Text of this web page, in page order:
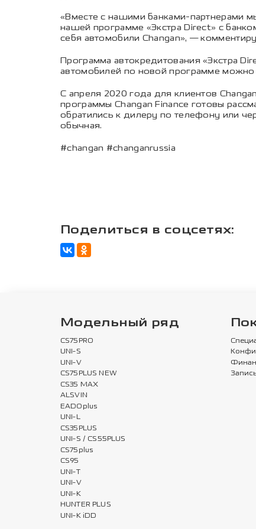
«Вместе с нашими банками-партнерами
нашей программе «Экстра Direct» с
себя автомобили Changan», —
Программа автокредитования «Экстра
автомобилей по новой программе можно
С апреля 2020 года для клиентов
программы Changan Finance готовы
обратились к дилеру по телефону или
обычная.
#changan #changanrussia
Поделиться в соцсетях:
Модельный ряд
CS75PRO
UNI-S
UNI-V
CS75PLUS NEW
CS35 MAX
ALSVIN
EADOplus
UNI-L
CS35PLUS
UNI-S / CS55PLUS
CS75plus
CS95
UNI-T
UNI-V
UNI-K
HUNTER PLUS
UNI-K iDD